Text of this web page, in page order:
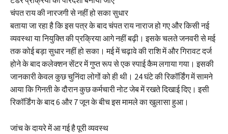
चंपत राय की नारजगी से नहीं हो सका सुधार
बताया जा रहा है कि इस पत्र के बाद चंपत राय नाराज हो गए और किसी नई
व्यवस्था या नियुक्ति की प्रक्रिया आगे नहीं बढ़ी। इसके चलते जनवरी से मई
तक कोई बड़ा सुधार नहीं हो सका। मई में चढ़ावे की राशि में और गिरावट दर्ज
होने के बाद कलेक्शन सेंटर में गुप्त रूप से एक स्पाई कैम लगाया गया। इसकी
जानकारी केवल कुछ चुनिंदा लोगों को ही थी। 24 घंटे की रिकॉर्डिंग में सामने
आया कि गिनती के दौरान कुछ कर्मचारी नोट जेब में रखते दिखाई दिए। इसी
रिकॉर्डिंग के बाद 6 और 7 जून के बीच इस मामले का खुलासा हुआ।
जांच के दायरे में आ गई है पूरी व्यवस्थ